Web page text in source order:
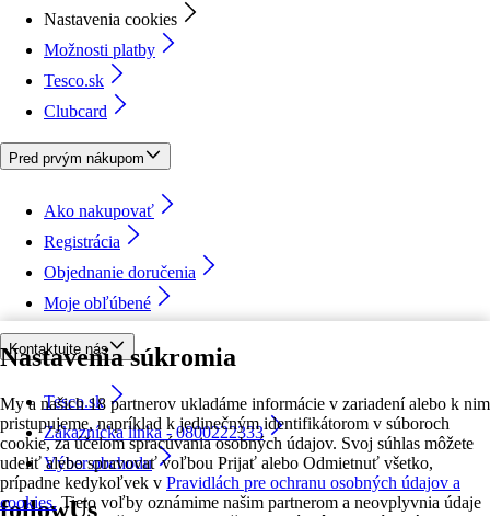
Nastavenia súkromia
My a našich 18 partnerov ukladáme informácie v zariadení alebo k nim
pristupujeme, napríklad k jedinečným identifikátorom v súboroch
cookie, za účelom spracúvania osobných údajov. Svoj súhlas môžete
udeliť alebo spravovať voľbou Prijať alebo Odmietnuť všetko,
prípadne kedykoľvek v Pravidlách pre ochranu osobných údajov a
cookies. Tieto voľby oznámime našim partnerom a neovplyvnia údaje
Nastavenia cookies
Možnosti platby
Tesco.sk
Clubcard
Pred prvým nákupom
Ako nakupovať
Registrácia
Objednanie doručenia
Moje obľúbené
Kontaktujte nás
Tesco.sk
Zákaznícka linka - 0800222333
Výber obchodu
followUs